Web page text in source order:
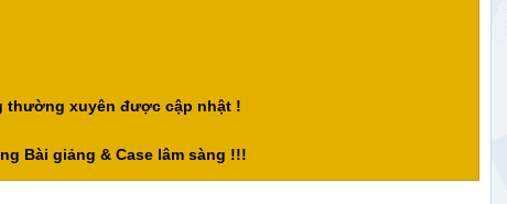
thường xuyên được cập nhật !
Bài giảng & Case lâm sàng !!!